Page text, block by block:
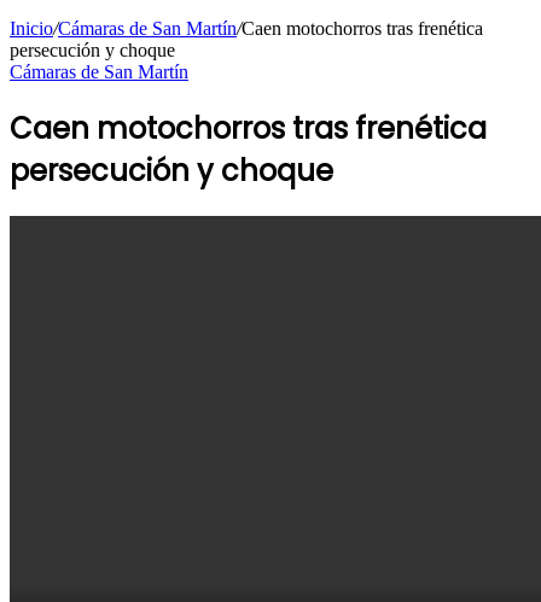
Inicio/Cámaras de San Martín/Caen motochorros tras frenética
persecución y choque
Cámaras de San Martín
Caen motochorros tras frenética
persecución y choque